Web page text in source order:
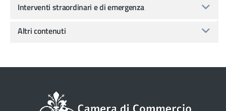
Interventi straordinari e di emergenza
Altri contenuti